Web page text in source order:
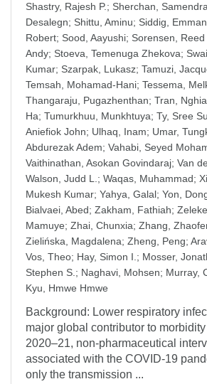
Shastry, Rajesh P.; Sherchan,
Desalegn; Shittu, Aminu; Siddig,
Robert; Sood, Aayushi; Sorensen, Reed
Andy; Stoeva, Temenuga Zhekova;
Kumar; Szarpak, Lukasz; Tamuzi,
Temsah, Mohamad-Hani; Tessema,
Thangaraju, Pugazhenthan; Tran,
Ha; Tumurkhuu, Munkhtuya; Ty, Sree
Aniefiok John; Ulhaq, Inam; Umar,
Abdurezak Adem; Vahabi, Seyed
Vaithinathan, Asokan Govindaraj; Van
Walson, Judd L. ; Waqas, Muhammad;
Mukesh Kumar; Yahya, Galal; Yon,
Bialvaei, Abed; Zakham, Fathiah;
Mamuye; Zhai, Chunxia; Zhang,
Zielińska, Magdalena; Zheng, Peng;
Vos, Theo; Hay, Simon I. ; Mosser,
Stephen S. ; Naghavi, Mohsen; Murray,
Kyu, Hmwe Hmwe
Background: Lower respiratory
major global contributor to
2020–21, non-pharmaceutical
associated with the COVID-19
only the transmission ...